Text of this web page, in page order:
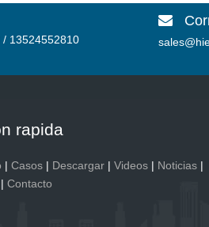
13524552810

rapida
| Casos | Descargar | Videos | Noticias |
| Contacto